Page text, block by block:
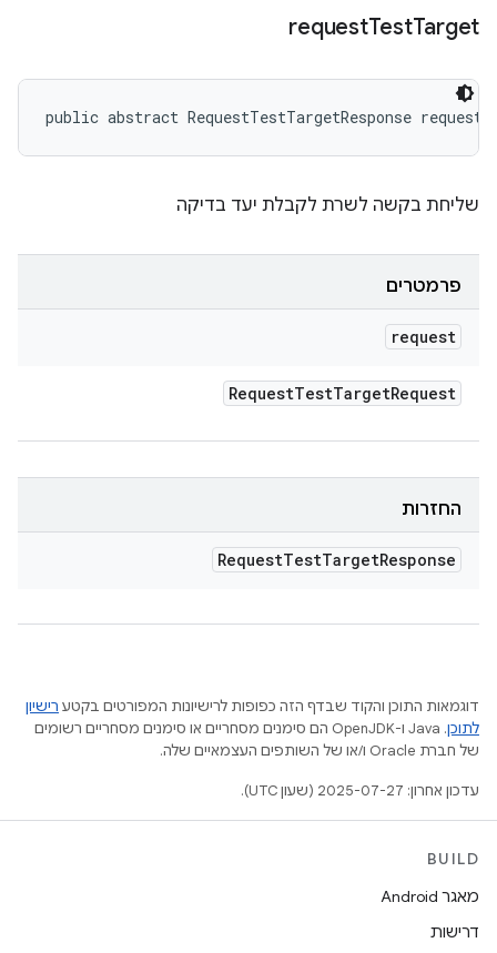
requestTestTarget
public abstract RequestTestTargetResponse
שליחת בקשה לשרת לקבלת יעד בדיקה
פרמטרים
request
RequestTestTargetRequest
החזרות
RequestTestTargetResponse
דוגמאות התוכן והקוד שבדף הזה כפופות לרישיונות המפורטים בקטע רישיון
לתוכן
.‏ Java ו-OpenJDK הם סימנים מסחריים או סימנים מסחריים רשומים
של חברת Oracle ו/או של השותפים העצמאיים שלה.
עדכון אחרון: 2025-07-27 (שעון UTC).
BUILD
מאגר Android
דרישות